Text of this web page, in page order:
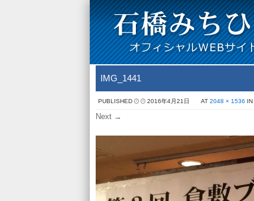
IMG_1441
PUBLISHED 2016年4月21日 AT 2048 × 1536 IN
Next →